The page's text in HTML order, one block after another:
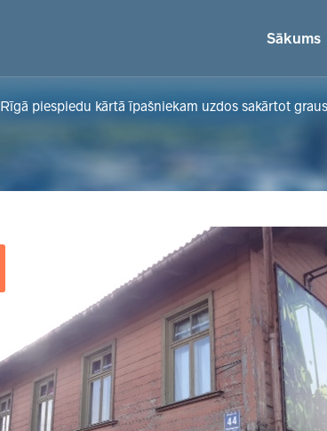
Sākums
Rīgā piespiedu kārtā īpašniekam uzdos sakārtot